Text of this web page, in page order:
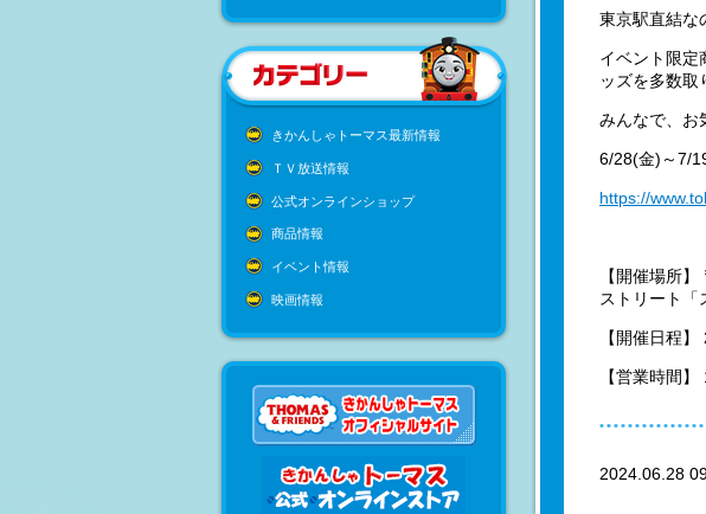
きかんしゃトーマス最新情報
ＴＶ放送情報
公式オンラインショップ
商品情報
イベント情報
映画情報
東京駅直結な
イベント限定
ッズを多数取
みんなで、お
6/28(金)～7/
https://
【開催場所
ストリート「
【開催日程
【営業時間
2024.06.28